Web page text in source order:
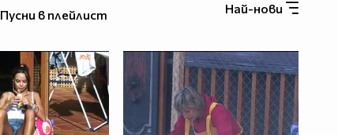
Най-нови
Пусни в плейлист